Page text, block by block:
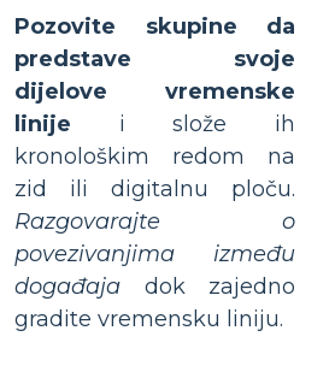
Pozovite skupine da
predstave svoje
dijelove vremenske
linije i slože ih
kronološkim redom na
zid ili digitalnu ploču.
Razgovarajte o
povezivanjima između
događaja dok zajedno
gradite vremensku liniju.